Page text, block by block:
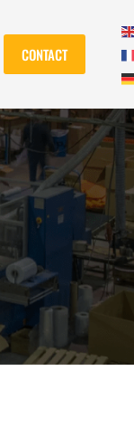
CONTACT